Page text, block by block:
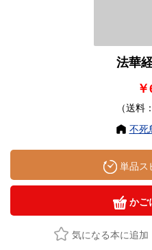
法華
（送料
不死
単品ス
かご
気になる本に追加